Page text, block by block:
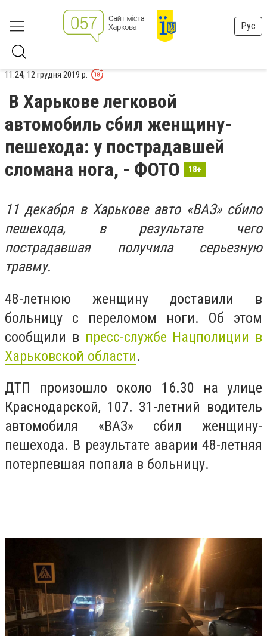
Рус
11:24, 12 грудня 2019 р.
В Харькове легковой
автомобиль сбил женщину-
пешехода: у пострадавшей
сломана нога, - ФОТО
18+
11 декабря в Харькове авто «ВАЗ» сбило
пешехода, в результате чего
пострадавшая получила серьезную
травму.
48-летнюю женщину доставили в
больницу с переломом ноги. Об этом
сообщили в пресс-службе Нацполиции в
Харьковской области.
ДТП произошло около 16.30 на улице
Краснодарской, 107. 31-летний водитель
автомобиля «ВАЗ» сбил женщину-
пешехода. В результате аварии 48-летняя
потерпевшая попала в больницу.